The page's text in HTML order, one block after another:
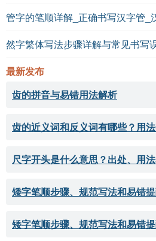
管字的笔顺详解_正确书写汉字管_
然字繁体写法步骤详解与常见书写
最新发布
齿的拼音与易错用法解析
齿的近义词和反义词有哪些？用
尺字开头是什么意思？出处、用
矮字笔顺步骤、规范写法和易错
矮字笔顺步骤、规范写法和易错